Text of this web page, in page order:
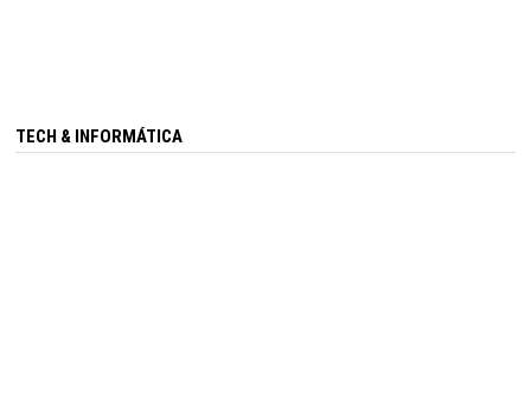
TECH & INFORMÁTICA